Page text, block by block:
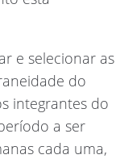
e selecionar as
do
integrantes do
a ser
cada uma,